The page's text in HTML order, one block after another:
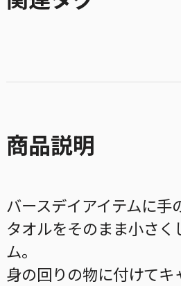
商品説明
バースデイアイテムに
タオルをそのまま小さ
ム。
身の回りの物に付けて